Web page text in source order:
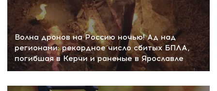
Волна дронов на Россию ночью! Ад над
регионами: рекордное число сбитых БПЛА,
погибшая в Керчи и раненые в Ярославле